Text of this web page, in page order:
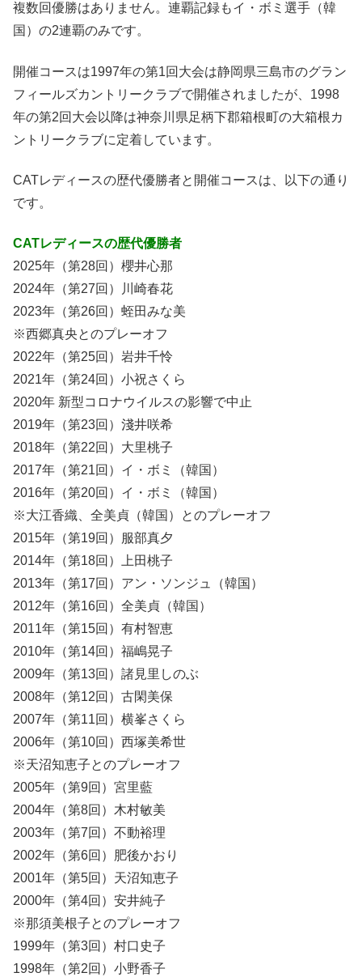
複数回優勝はありません。連覇記録もイ・ボミ選手（韓
国）の2連覇のみです。
開催コースは1997年の第1回大会は静岡県三島市のグラン
フィールズカントリークラブで開催されましたが、1998
年の第2回大会以降は神奈川県足柄下郡箱根町の大箱根カ
ントリークラブに定着しています。
CATレディースの歴代優勝者と開催コースは、以下の通り
です。
CATレディースの歴代優勝者
2025年（第28回）櫻井心那
2024年（第27回）川崎春花
2023年（第26回）蛭田みな美
※西郷真央とのプレーオフ
2022年（第25回）岩井千怜
2021年（第24回）小祝さくら
2020年 新型コロナウイルスの影響で中止
2019年（第23回）淺井咲希
2018年（第22回）大里桃子
2017年（第21回）イ・ボミ（韓国）
2016年（第20回）イ・ボミ（韓国）
※大江香織、全美貞（韓国）とのプレーオフ
2015年（第19回）服部真夕
2014年（第18回）上田桃子
2013年（第17回）アン・ソンジュ（韓国）
2012年（第16回）全美貞（韓国）
2011年（第15回）有村智恵
2010年（第14回）福嶋晃子
2009年（第13回）諸見里しのぶ
2008年（第12回）古閑美保
2007年（第11回）横峯さくら
2006年（第10回）西塚美希世
※天沼知恵子とのプレーオフ
2005年（第9回）宮里藍
2004年（第8回）木村敏美
2003年（第7回）不動裕理
2002年（第6回）肥後かおり
2001年（第5回）天沼知恵子
2000年（第4回）安井純子
※那須美根子とのプレーオフ
1999年（第3回）村口史子
1998年（第2回）小野香子